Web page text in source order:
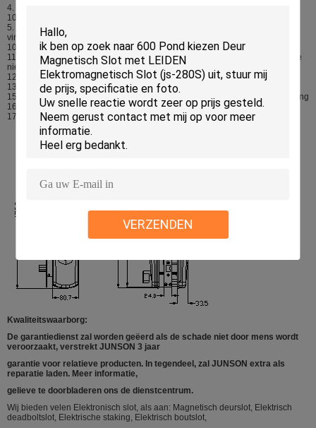
VERZENDEN
4. Schadeweerstand van de sensor: 4H keer op een rij geraakte het potlood
1000, zal beschadigd niet
5. De module van de vingerafdrukregistratie: Produceer tegelijkertijd een
vingerafdrukmodule
10. Neem vingerafdrukken update van wijze: Automatisch
11 vingerafdrukinformatie: De batterij maakt los en vervangt, zal de informatie
niet verlies
12 lichte interferentie: Vermijd directe glans
13 collector: Hard glas, nano-behandelde uiterst wearable oppervlakte,
15 controlesystemen: Individueel gecontroleerd met dubbel-kern dubbele kring
16. Facultatieve de veranderingsreeks van het wachtwoordontwerp
17. Wachtwoordlengte: Zes Aantallen
Kwaliteitswaarborg:
De garantiedienst zal worden geëerd als de schade niet door mens wordt
veroorzaakt, verstrekt JUNSON 3 jaar
garantie voor relatieve producten. In tegendeel, zal JUNSON extra als
reparatie laden. Meer informatie,
gelieve te doorbladeren ons de dienstcentrum.
Wij bieden velen Elektronisch slot, als aan: Magnetisch deurslot, Elektrisch
deadboltslot, Elektrische staking, Elektrisch boutslot,